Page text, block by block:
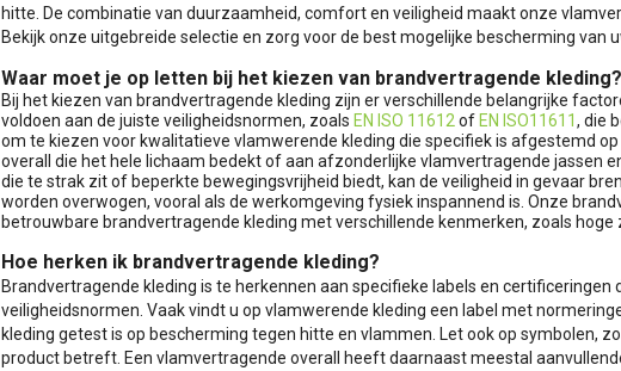
hitte. De combinatie van duurzaamheid, comfort en veiligheid maakt onze
Bekijk onze uitgebreide selectie en zorg voor de best mogelijke bescherming van
Waar moet je op letten bij het kiezen van brandvertragende kleding?
Bij het kiezen van brandvertragende kleding zijn er verschillende belangrijke
voldoen aan de juiste veiligheidsnormen, zoals EN ISO 11612 of EN ISO11611, die
om te kiezen voor kwalitatieve vlamwerende kleding die specifiek is afgestemd
overall die het hele lichaam bedekt of aan afzonderlijke vlamvertragende jassen
die te strak zit of beperkte bewegingsvrijheid biedt, kan de veiligheid in gevaar
worden overwogen, vooral als de werkomgeving fysiek inspannend is. Onze
betrouwbare brandvertragende kleding met verschillende kenmerken, zoals
Hoe herken ik brandvertragende kleding?
Brandvertragende kleding is te herkennen aan specifieke labels en
veiligheidsnormen. Vaak vindt u op vlamwerende kleding een label met
kleding getest is op bescherming tegen hitte en vlammen. Let ook op symbolen,
product betreft. Een vlamvertragende overall heeft daarnaast meestal